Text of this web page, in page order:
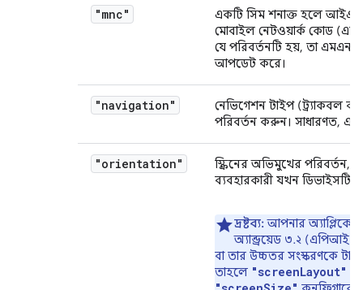
"mnc"
একটি সিম শনাক্ত হলে
মোবাইল নেটওয়ার্ক কোড
যে পরিবর্তনটি হয়, তা
আপডেট করে।
"navigation"
নেভিগেশন টাইপ (ট্র্যাকবল বা
পরিবর্তন করুন। সাধারণত,
"orientation"
স্ক্রিনের অভিমুখের পরিবর্তন,
ব্যবহারকারী যখন ডিভাইসটি
দ্রষ্টব্য:আপনার
অ্যান্ড্রয়েড ৩.২ (এপিআই
বা তার উচ্চতর সংস্করণকে
তাহলে "screenLayout"